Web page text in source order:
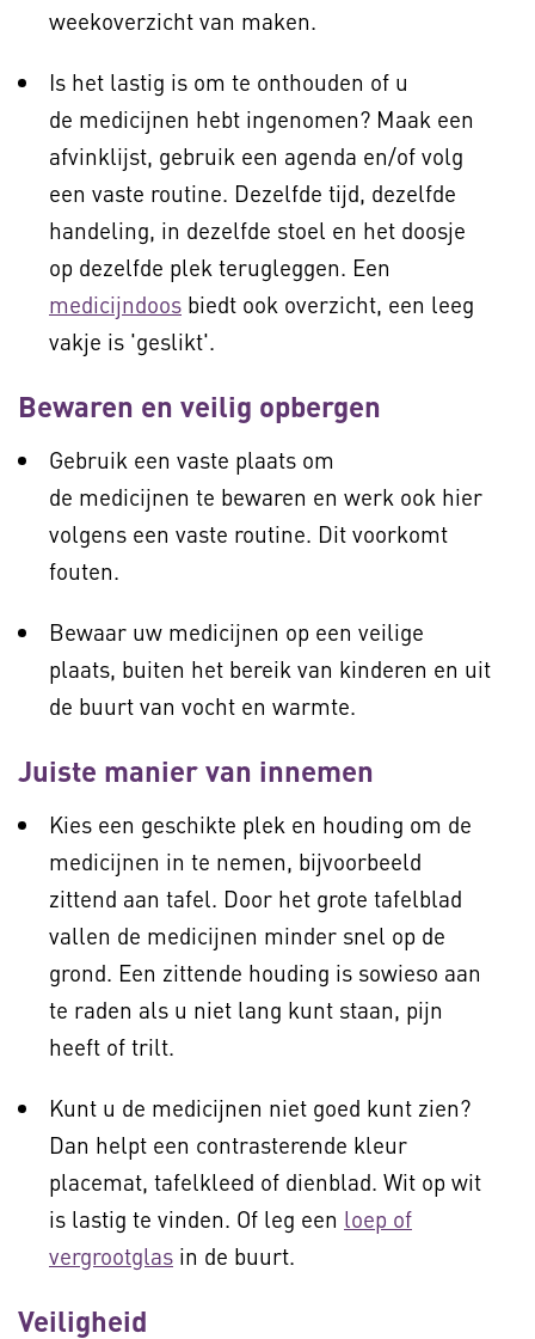
weekoverzicht van maken.
Is het lastig is om te onthouden of u
de medicijnen hebt ingenomen? Maak een
afvinklijst, gebruik een agenda en/of volg
een vaste routine. Dezelfde tijd, dezelfde
handeling, in dezelfde stoel en het doosje
op dezelfde plek terugleggen. Een
medicijndoos biedt ook overzicht, een leeg
vakje is 'geslikt'.
Bewaren en veilig opbergen
Gebruik een vaste plaats om
de medicijnen te bewaren en werk ook hier
volgens een vaste routine. Dit voorkomt
fouten.
Bewaar uw medicijnen op een veilige
plaats, buiten het bereik van kinderen en uit
de buurt van vocht en warmte.
Juiste manier van innemen
Kies een geschikte plek en houding om de
medicijnen in te nemen, bijvoorbeeld
zittend aan tafel. Door het grote tafelblad
vallen de medicijnen minder snel op de
grond. Een zittende houding is sowieso aan
te raden als u niet lang kunt staan, pijn
heeft of trilt.
Kunt u de medicijnen niet goed kunt zien?
Dan helpt een contrasterende kleur
placemat, tafelkleed of dienblad. Wit op wit
is lastig te vinden. Of leg een loep of
vergrootglas in de buurt.
Veiligheid